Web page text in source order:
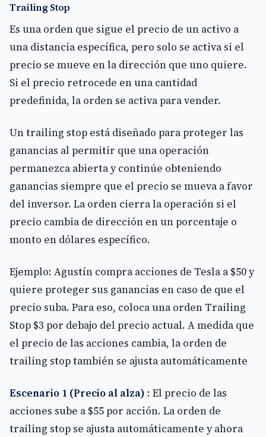
Trailing Stop
Es una orden que sigue el precio de un activo a
una distancia específica, pero solo se activa si el
precio se mueve en la dirección que uno quiere.
Si el precio retrocede en una cantidad
predefinida, la orden se activa para vender.
Un trailing stop está diseñado para proteger las
ganancias al permitir que una operación
permanezca abierta y continúe obteniendo
ganancias siempre que el precio se mueva a favor
del inversor. La orden cierra la operación si el
precio cambia de dirección en un porcentaje o
monto en dólares específico.
Ejemplo: Agustín compra acciones de Tesla a $50 y
quiere proteger sus ganancias en caso de que el
precio suba. Para eso, coloca una orden Trailing
Stop $3 por debajo del precio actual. A medida que
el precio de las acciones cambia, la orden de
trailing stop también se ajusta automáticamente
Escenario 1 (Precio al alza) : El precio de las
acciones sube a $55 por acción. La orden de
trailing stop se ajusta automáticamente y ahora